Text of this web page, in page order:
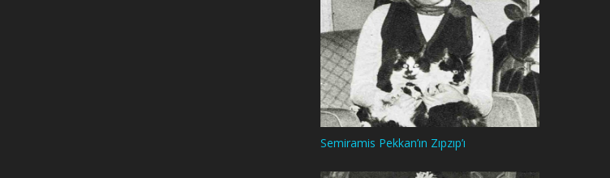
Semiramis Pekkan’ın Zıpzıp’ı